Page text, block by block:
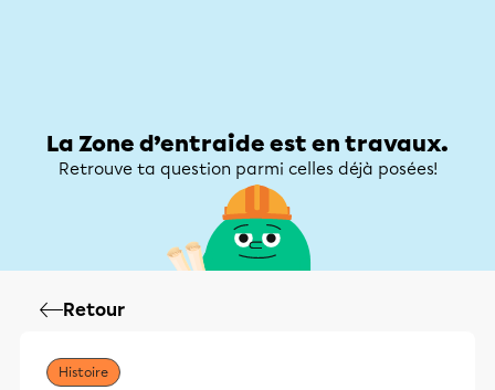
La Zone d’entraide est en travaux.
Retrouve ta question parmi celles déjà posées!
Retour
Histoire